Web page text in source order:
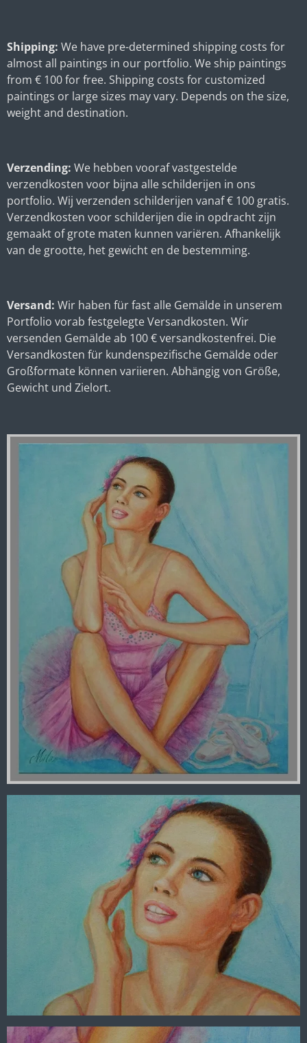
Shipping: We have pre-determined shipping costs for
almost all paintings in our portfolio. We ship paintings
from € 100 for free. Shipping costs for customized
paintings or large sizes may vary. Depends on the size,
weight and destination.
Verzending: We hebben vooraf vastgestelde
verzendkosten voor bijna alle schilderijen in ons
portfolio. Wij verzenden schilderijen vanaf € 100 gratis.
Verzendkosten voor schilderijen die in opdracht zijn
gemaakt of grote maten kunnen variëren. Afhankelijk
van de grootte, het gewicht en de bestemming.
Versand: Wir haben für fast alle Gemälde in unserem
Portfolio vorab festgelegte Versandkosten. Wir
versenden Gemälde ab 100 € versandkostenfrei. Die
Versandkosten für kundenspezifische Gemälde oder
Großformate können variieren. Abhängig von Größe,
Gewicht und Zielort.